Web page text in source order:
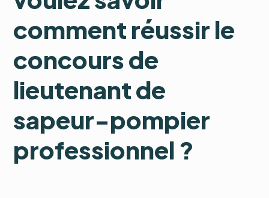
comment réussir le
concours de
lieutenant de
sapeur-pompier
professionnel ?